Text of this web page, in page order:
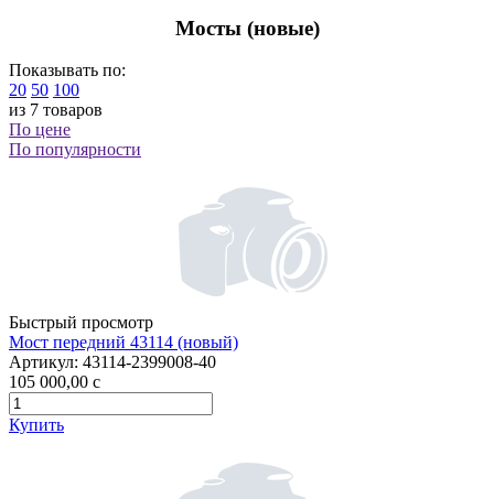
Мосты (новые)
Показывать по:
20 50 100
из 7 товаров
По цене
По популярности
Быстрый просмотр
Мост передний 43114 (новый)
Артикул: 43114-2399008-40
105 000,00 c
Купить